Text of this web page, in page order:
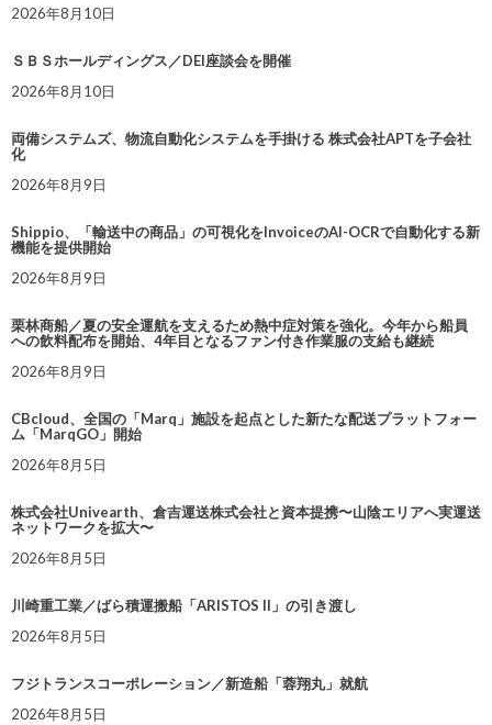
2026年8月10日
ＳＢＳホールディングス／DEI座談会を開催
2026年8月10日
両備システムズ、物流自動化システムを手掛ける 株式会社APTを子会社
化
2026年8月9日
Shippio、「輸送中の商品」の可視化をInvoiceのAI-OCRで自動化する新
機能を提供開始
2026年8月9日
栗林商船／夏の安全運航を支えるため熱中症対策を強化。今年から船員
への飲料配布を開始、4年目となるファン付き作業服の支給も継続
2026年8月9日
CBcloud、全国の「Marq」施設を起点とした新たな配送プラットフォー
ム「MarqGO」開始
2026年8月5日
株式会社Univearth、倉吉運送株式会社と資本提携〜山陰エリアへ実運送
ネットワークを拡大〜
2026年8月5日
川崎重工業／ばら積運搬船「ARISTOS II」の引き渡し
2026年8月5日
フジトランスコーポレーション／新造船「蓉翔丸」就航
2026年8月5日